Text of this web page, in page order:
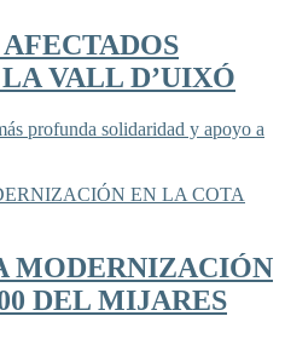
VALL D’UIXÓ
profunda solidaridad y apoyo a
MODERNIZACIÓN
DEL MIJARES